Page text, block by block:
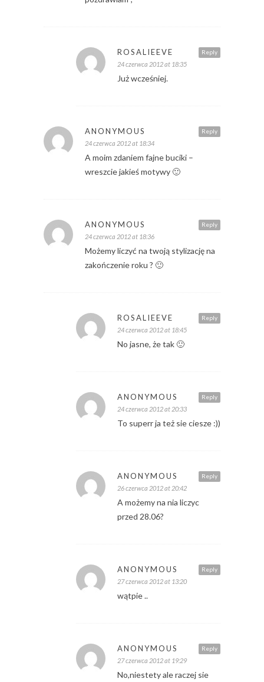
Reply
ROSALIEEVE
24 czerwca 2012 at 18:35
Już wcześniej.
Reply
ANONYMOUS
24 czerwca 2012 at 18:34
A moim zdaniem fajne buciki –
wreszcie jakieś motywy 🙂
Reply
ANONYMOUS
24 czerwca 2012 at 18:36
Możemy liczyć na twoją stylizację na
zakończenie roku ? 🙂
Reply
ROSALIEEVE
24 czerwca 2012 at 18:45
No jasne, że tak 🙂
Reply
ANONYMOUS
24 czerwca 2012 at 20:33
To superr ja też sie ciesze :))
Reply
ANONYMOUS
26 czerwca 2012 at 20:42
A możemy na nia liczyc
przed 28.06?
Reply
ANONYMOUS
27 czerwca 2012 at 13:20
wątpie ..
Reply
ANONYMOUS
27 czerwca 2012 at 19:29
No,niestety ale raczej sie